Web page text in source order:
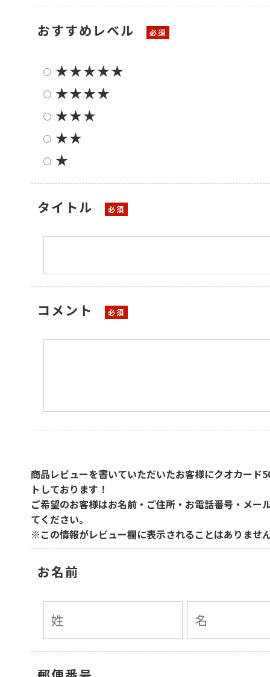
オプション
おすすめレベル
★★★★★
★★★★
★★★
★★
★
タイトル
コメント
商品レビューを書いていただいたお客様にクオカード
トしております！
ご希望のお客様はお名前・ご住所・お電話番号・メー
てください。
※この情報がレビュー欄に表示されることはありませ
お名前